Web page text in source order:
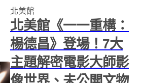
家作品。不同材質所構成...
北美館
北美館《一一重構：
楊德昌》登場！7大
主題解密電影大師影